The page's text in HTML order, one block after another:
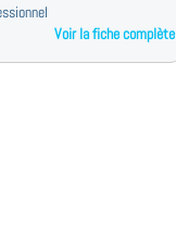
Voir la fiche complète